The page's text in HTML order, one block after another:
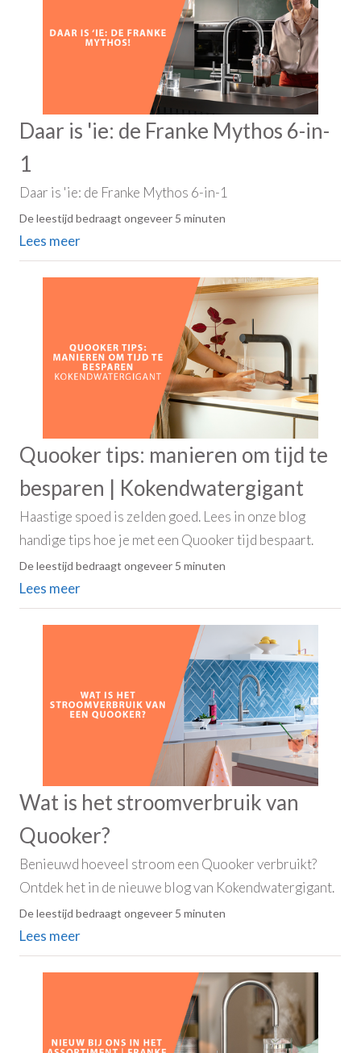
Daar is 'ie: de Franke Mythos 6-in-
1
Daar is 'ie: de Franke Mythos 6-in-1
De leestijd bedraagt ongeveer 5 minuten
Lees meer
Quooker tips: manieren om tijd te
besparen | Kokendwatergigant
Haastige spoed is zelden goed. Lees in onze blog
handige tips hoe je met een Quooker tijd bespaart.
De leestijd bedraagt ongeveer 5 minuten
Lees meer
Wat is het stroomverbruik van
Quooker?
Benieuwd hoeveel stroom een Quooker verbruikt?
Ontdek het in de nieuwe blog van Kokendwatergigant.
De leestijd bedraagt ongeveer 5 minuten
Lees meer